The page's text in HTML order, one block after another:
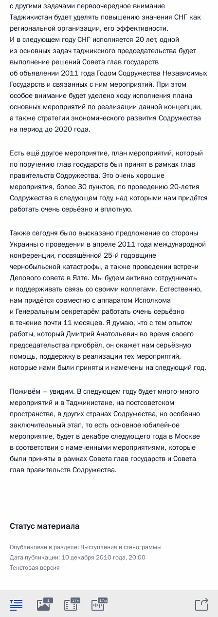
с другими задачами первоочередное внимание
Таджикистан будет уделять повышению значения СНГ как
региональной организации, его эффективности.
И в следующем году СНГ исполняется 20 лет, одной
из основных задач таджикского председательства будет
выполнение решений Совета глав государств
об объявлении 2011 года Годом Содружества Независимых
Государств и связанных с ним мероприятий. При этом
особое внимание будет уделено ходу исполнения плана
основных мероприятий по реализации данной концепции,
а также стратегии экономического развития Содружества
на период до 2020 года.
Есть ещё другое мероприятие, план мероприятий, который
по поручению глав государств был принят в рамках глав
правительств Содружества. Это очень хорошие
мероприятия, более 30 пунктов, по проведению 20-летия
Содружества в следующем году, над которыми нам придётся
работать очень серьёзно и вплотную.
Также сегодня было высказано предложение со стороны
Украины о проведении в апреле 2011 года международной
конференции, посвящённой 25-й годовщине
чернобыльской катастрофы, а также проведении встречи
Делового совета в Ялте. Мы будем активно сотрудничать
и поддерживать связь со своими коллегами. Естественно,
нам придётся совместно с аппаратом Исполкома
и Генеральным секретарём работать очень серьёзно
в течение почти 11 месяцев. Я думаю, что с тем опытом
работы, который Дмитрий Анатольевич во время своего
председательства приобрёл, он окажет нам серьёзную
помощь, поддержку в реализации тех мероприятий,
которые нами были приняты и намечены на следующий год.
Поживём – увидим. В следующем году будет много-много
мероприятий и в Таджикистане, на постсоветском
пространстве, в других странах Содружества, но особенно
заключительный этап, то есть основное юбилейное
мероприятие, будет в декабре следующего года в Москве
в соответствии с намеченными мероприятиями, которые
были приняты в рамках Совета глав государств и Совета
глав правительств Содружества.
Статус материала
Опубликован в разделе: Выступления и стенограммы
Дата публикации: 10 декабря 2010 года, 20:00
Текстовая версия
1 17м 17м